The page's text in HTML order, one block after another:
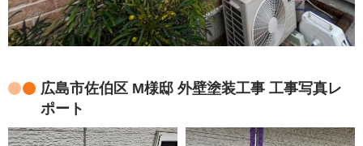
広島市佐伯区 M様邸 外壁塗装工事 工事写真レ
ポート